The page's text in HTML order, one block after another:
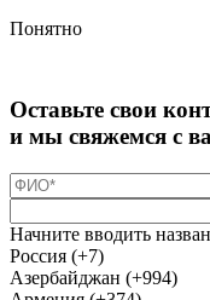
Понятно
Оставьте свои
и мы свяжемся с
Начните вводить
Россия (+7)
Азербайджан (+994)